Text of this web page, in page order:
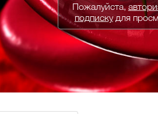
Пожалуйста,
подпискудля